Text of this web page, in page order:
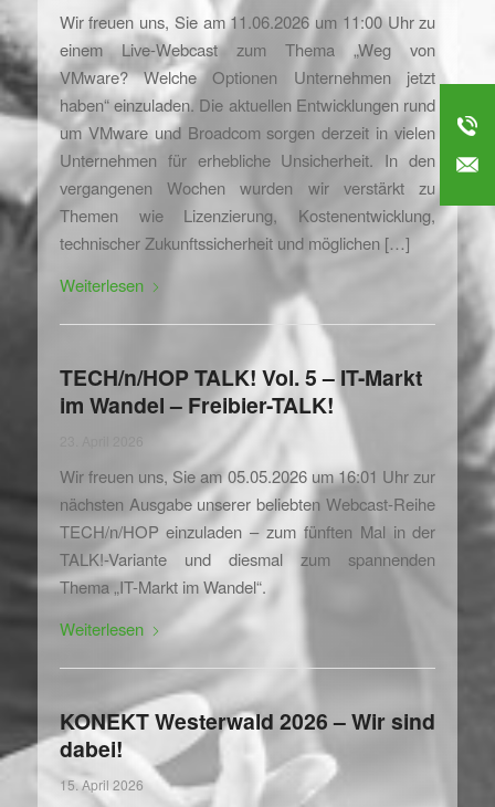
Wir freuen uns, Sie am 11.06.2026 um 11:00 Uhr zu
einem Live-Webcast zum Thema „Weg von
VMware? Welche Optionen Unternehmen jetzt
haben“ einzuladen. Die aktuellen Entwicklungen rund
um VMware und Broadcom sorgen derzeit in vielen
Unternehmen für erhebliche Unsicherheit. In den
vergangenen Wochen wurden wir verstärkt zu
Themen wie Lizenzierung, Kostenentwicklung,
technischer Zukunftssicherheit und möglichen […]
Weiterlesen
TECH/n/HOP TALK! Vol. 5 – IT-Markt
im Wandel – Freibier-TALK!
Wir freuen uns, Sie am 05.05.2026 um 16:01 Uhr zur
nächsten Ausgabe unserer beliebten Webcast-Reihe
TECH/n/HOP einzuladen – zum fünften Mal in der
TALK!-Variante und diesmal zum spannenden
Thema „IT-Markt im Wandel“.
Weiterlesen
KONEKT Westerwald 2026 – Wir sind
dabei!
15. April 2026